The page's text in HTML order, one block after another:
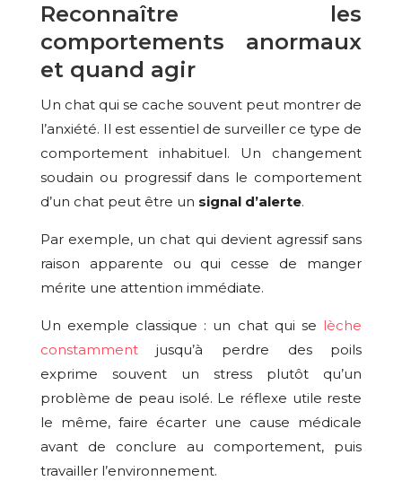
Reconnaître les
comportements anormaux
et quand agir
Un chat qui se cache souvent peut montrer de
l’anxiété. Il est essentiel de surveiller ce type de
comportement inhabituel. Un changement
soudain ou progressif dans le comportement
d’un chat peut être un signal d’alerte.
Par exemple, un chat qui devient agressif sans
raison apparente ou qui cesse de manger
mérite une attention immédiate.
Un exemple classique : un chat qui se lèche
constammentjusqu’à perdre des poils
exprime souvent un stress plutôt qu’un
problème de peau isolé. Le réflexe utile reste
le même, faire écarter une cause médicale
avant de conclure au comportement, puis
travailler l’environnement.